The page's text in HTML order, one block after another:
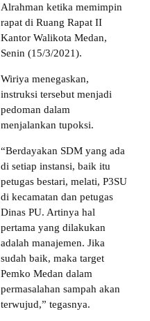
Alrahman ketika memimpin
rapat di Ruang Rapat II
Kantor Walikota Medan,
Senin (15/3/2021).
Wiriya menegaskan,
instruksi tersebut menjadi
pedoman dalam
menjalankan tupoksi.
“Berdayakan SDM yang ada
di setiap instansi, baik itu
petugas bestari, melati, P3SU
di kecamatan dan petugas
Dinas PU. Artinya hal
pertama yang dilakukan
adalah manajemen. Jika
sudah baik, maka target
Pemko Medan dalam
permasalahan sampah akan
terwujud,” tegasnya.